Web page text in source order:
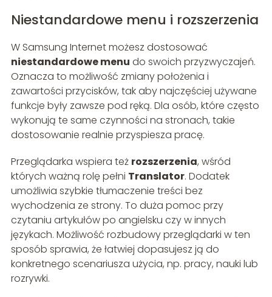
Niestandardowe menu i rozszerzenia
W Samsung Internet możesz dostosować
niestandardowe menu do swoich przyzwyczajeń.
Oznacza to możliwość zmiany położenia i
zawartości przycisków, tak aby najczęściej używane
funkcje były zawsze pod ręką. Dla osób, które często
wykonują te same czynności na stronach, takie
dostosowanie realnie przyspiesza pracę.
Przeglądarka wspiera też rozszerzenia, wśród
których ważną rolę pełni Translator. Dodatek
umożliwia szybkie tłumaczenie treści bez
wychodzenia ze strony. To duża pomoc przy
czytaniu artykułów po angielsku czy w innych
językach. Możliwość rozbudowy przeglądarki w ten
sposób sprawia, że łatwiej dopasujesz ją do
konkretnego scenariusza użycia, np. pracy, nauki lub
rozrywki.